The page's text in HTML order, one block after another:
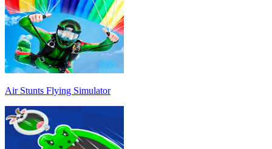
Air Stunts Flying Simulator